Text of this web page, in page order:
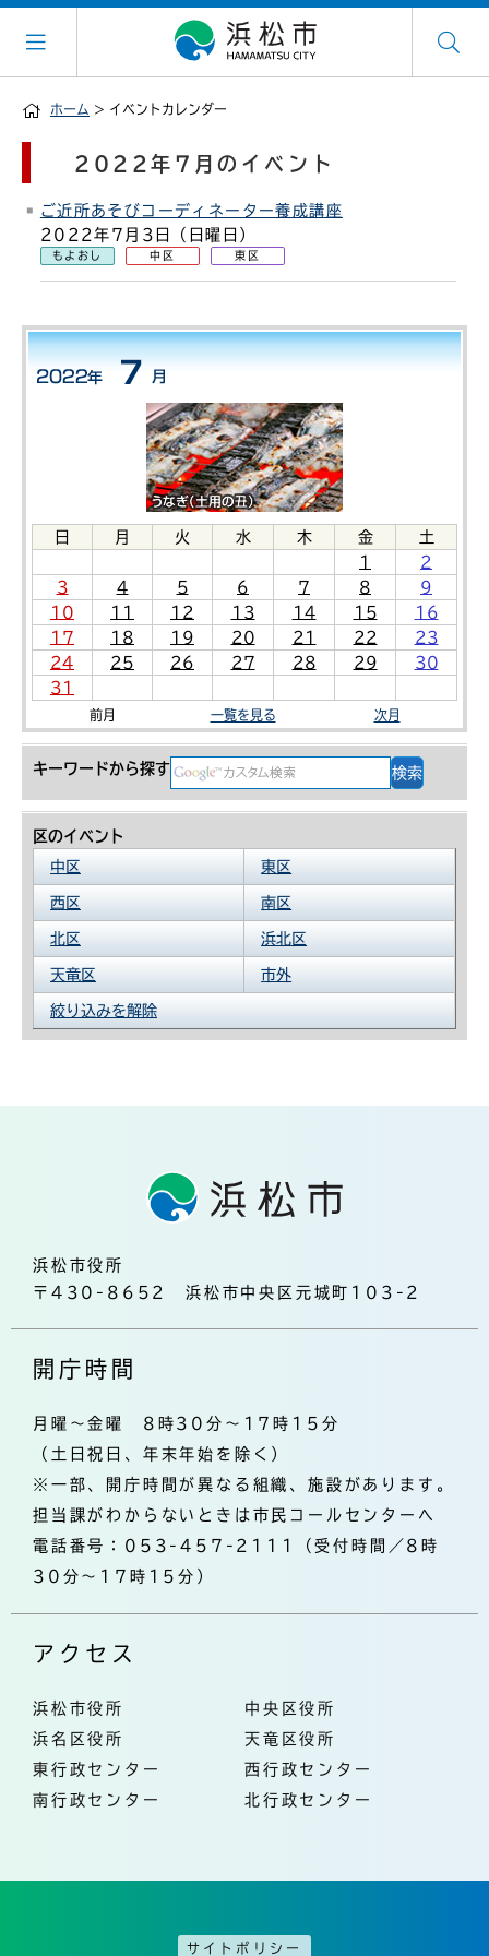
ホーム > イベントカレンダー
日 月 火 水 木 金
土
1
2
3
4 5 6 7 8
9
10
11 12 13 14 15
16
17
18 19 20 21 22
23
24
25 26 27 28 29
30
31
前月 一覧を見る 次月
キーワードから探す
区のイベント
中区
東区
西区 南区
北区 浜北区
天竜区 市外
絞り込みを解除
2022年7月のイベント
ご近所あそびコーディネーター養成講座
2022年7月3日（日曜日）
もよおし 中区 東区
浜松市役所
〒430-8652 浜松市中央区元城町103-2
開庁時間
月曜～金曜 8時30分～17時15分
（土日祝日、年末年始を除く）
※一部、開庁時間が異なる組織、施設があります。
担当課がわからないときは市民コールセンターへ
電話番号：053-457-2111（受付時間／8時
30分～17時15分）
アクセス
浜松市役所
中央区役所
浜名区役所
天竜区役所
東行政センター
西行政センター
南行政センター
北行政センター
サイトポリシー